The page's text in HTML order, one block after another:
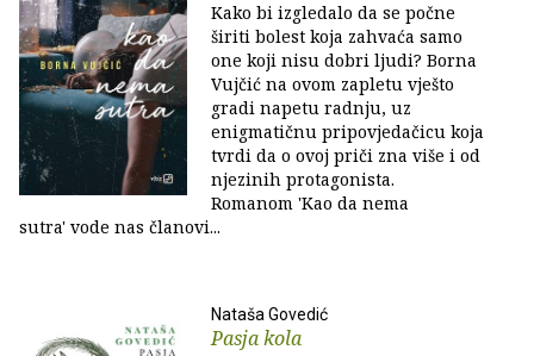
Kako bi izgledalo da se počne
širiti bolest koja zahvaća samo
one koji nisu dobri ljudi? Borna
Vujčić na ovom zapletu vješto
gradi napetu radnju, uz
enigmatičnu pripovjedačicu koja
tvrdi da o ovoj priči zna više i od
njezinih protagonista.
Romanom 'Kao da nema
sutra' vode nas članovi...
Nataša Govedić
Pasja kola